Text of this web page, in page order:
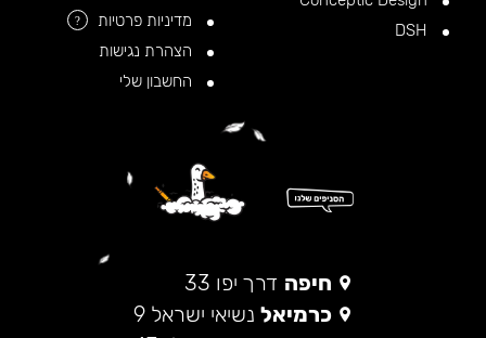
מדיניות פרטיות
?
הצהרת נגישות
החשבון שלי
חיפה דרך יפו 33
כרמיאל נשיאי ישראל 9